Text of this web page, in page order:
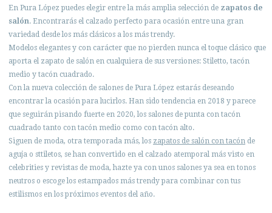
En Pura López puedes elegir entre la más amplia selección de zapatos de
salón. Encontrarás el calzado perfecto para ocasión entre una gran
variedad desde los más clásicos a los más trendy.
Modelos elegantes y con carácter que no pierden nunca el toque clásico que
aporta el zapato de salón en cualquiera de sus versiones: Stiletto, tacón
medio y tacón cuadrado.
Con la nueva colección de salones de Pura López estarás deseando
encontrar la ocasión para lucirlos. Han sido tendencia en 2018 y parece
que seguirán pisando fuerte en 2020, los salones de punta con tacón
cuadrado tanto con tacón medio como con tacón alto.
Siguen de moda, otra temporada más, los zapatos de salón con tacón de
aguja o sttiletos, se han convertido en el calzado atemporal más visto en
celebrities y revistas de moda, hazte ya con unos salones ya sea en tonos
neutros o escoge los estampados más trendy para combinar con tus
estilismos en los próximos eventos del año.